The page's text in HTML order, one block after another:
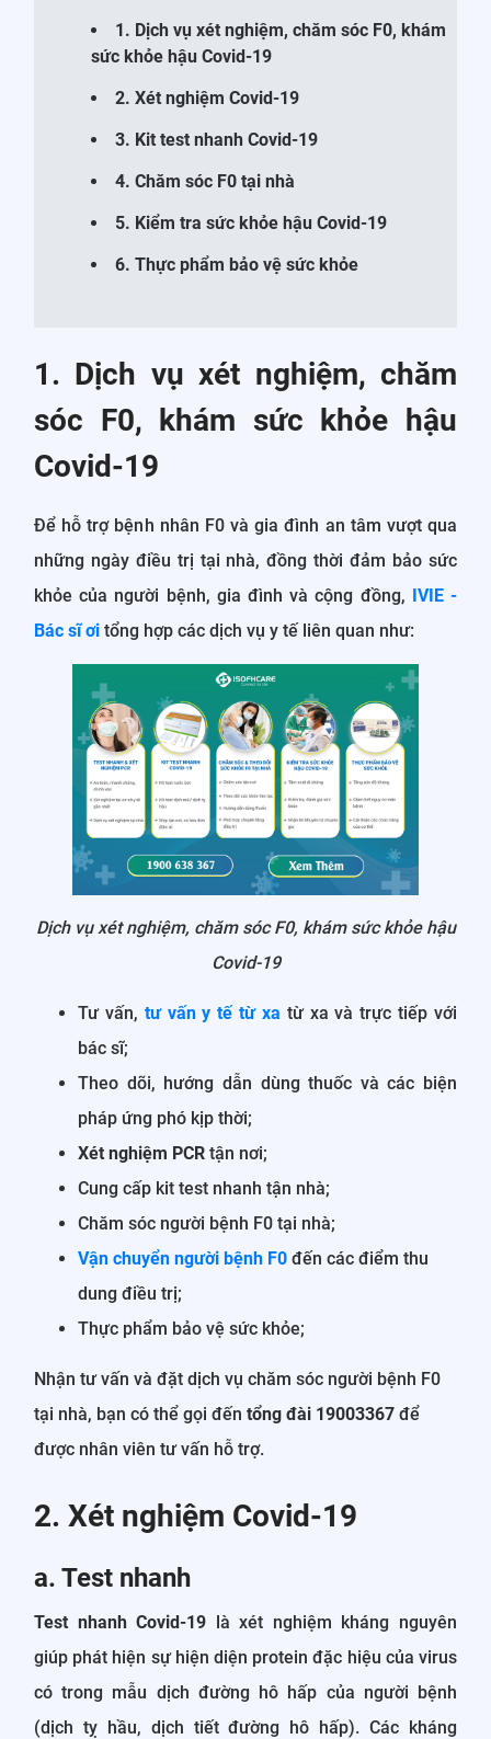
1. Dịch vụ xét nghiệm, chăm sóc F0, khám
sức khỏe hậu Covid-19
2. Xét nghiệm Covid-19
3. Kit test nhanh Covid-19
4. Chăm sóc F0 tại nhà
5. Kiểm tra sức khỏe hậu Covid-19
6. Thực phẩm bảo vệ sức khỏe
1. Dịch vụ xét nghiệm, chăm
sóc F0, khám sức khỏe hậu
Covid-19
Để hỗ trợ bệnh nhân F0 và gia đình an tâm vượt qua
những ngày điều trị tại nhà, đồng thời đảm bảo sức
khỏe của người bệnh, gia đình và cộng đồng, IVIE -
Bác sĩ ơi tổng hợp các dịch vụ y tế liên quan như:
Dịch vụ xét nghiệm, chăm sóc F0, khám sức khỏe hậu
Covid-19
Tư vấn, tư vấn y tế từ xa từ xa và trực tiếp với
bác sĩ;
Theo dõi, hướng dẫn dùng thuốc và các biện
pháp ứng phó kịp thời;
Xét nghiệm PCR tận nơi;
Cung cấp kit test nhanh tận nhà;
Chăm sóc người bệnh F0 tại nhà;
Vận chuyển người bệnh F0 đến các điểm thu
dung điều trị;
Thực phẩm bảo vệ sức khỏe;
Nhận tư vấn và đặt dịch vụ chăm sóc người bệnh F0
tại nhà, bạn có thể gọi đến tổng đài 19003367 để
được nhân viên tư vấn hỗ trợ.
2. Xét nghiệm Covid-19
a. Test nhanh
Test nhanh Covid-19 là xét nghiệm kháng nguyên
giúp phát hiện sự hiện diện protein đặc hiệu của virus
có trong mẫu dịch đường hô hấp của người bệnh
(dịch tỵ hầu, dịch tiết đường hô hấp). Các kháng